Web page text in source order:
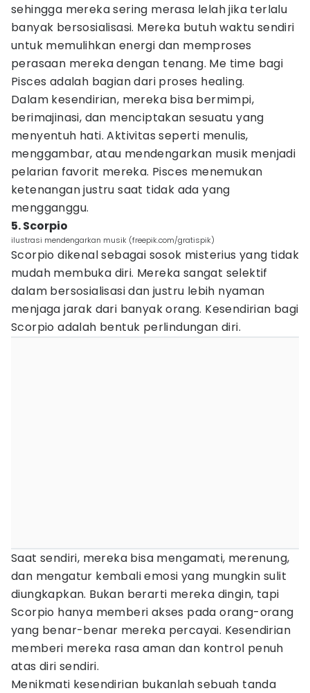
sehingga mereka sering merasa lelah jika terlalu
banyak bersosialisasi. Mereka butuh waktu sendiri
untuk memulihkan energi dan memproses
perasaan mereka dengan tenang. Me time bagi
Pisces adalah bagian dari proses healing.
Dalam kesendirian, mereka bisa bermimpi,
berimajinasi, dan menciptakan sesuatu yang
menyentuh hati. Aktivitas seperti menulis,
menggambar, atau mendengarkan musik menjadi
pelarian favorit mereka. Pisces menemukan
ketenangan justru saat tidak ada yang
mengganggu.
5. Scorpio
ilustrasi mendengarkan musik (freepik.com/gratispik)
Scorpio dikenal sebagai sosok misterius yang tidak
mudah membuka diri. Mereka sangat selektif
dalam bersosialisasi dan justru lebih nyaman
menjaga jarak dari banyak orang. Kesendirian bagi
Scorpio adalah bentuk perlindungan diri.
Saat sendiri, mereka bisa mengamati, merenung,
dan mengatur kembali emosi yang mungkin sulit
diungkapkan. Bukan berarti mereka dingin, tapi
Scorpio hanya memberi akses pada orang-orang
yang benar-benar mereka percayai. Kesendirian
memberi mereka rasa aman dan kontrol penuh
atas diri sendiri.
Menikmati kesendirian bukanlah sebuah tanda